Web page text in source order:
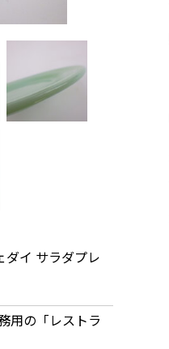
イ サラダプレ
用の「レストラ